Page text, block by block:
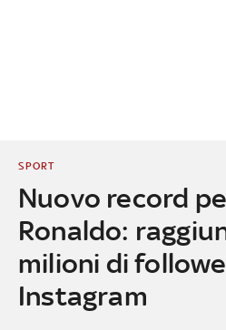
Nuovo record
Ronaldo:
milioni di
Instagram
SPORT